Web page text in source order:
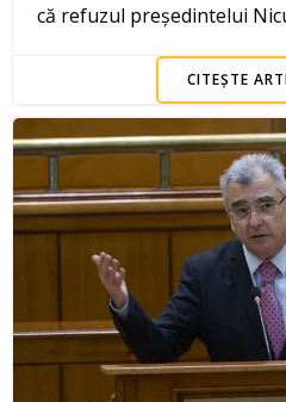
că refuzul președintelui
CITEȘTE